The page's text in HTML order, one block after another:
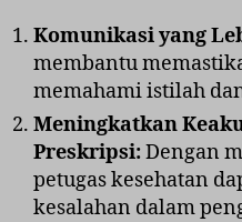
Komunikasi yang
membantu
memahami istilah
Meningkatkan
Preskripsi:Dengan
petugas kesehatan
kesalahan dalam